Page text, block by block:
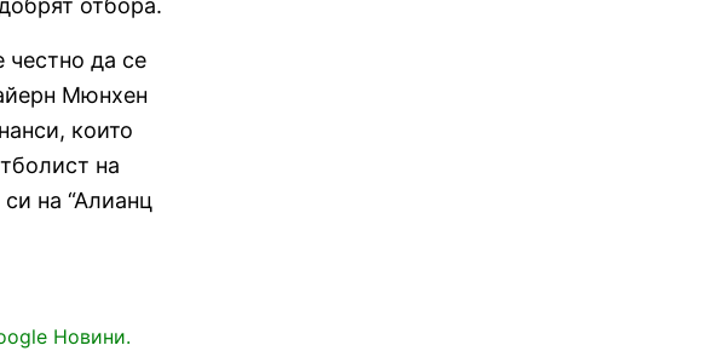
отбора.
да се
Мюнхен
които
на
на “Алианц
Новини.